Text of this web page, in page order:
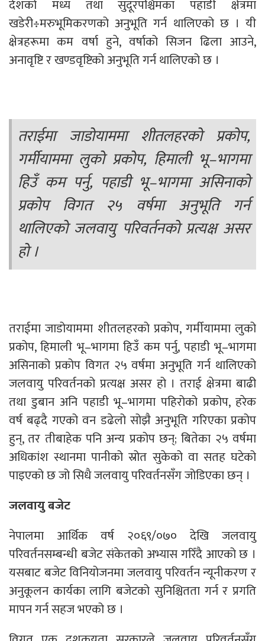
देशको मध्य तथा सुदूरपश्चिमका पहाडी क्षेत्रमा
खडेरी÷मरुभूमिकरणको अनुभूति गर्न थालिएको छ । यी
क्षेत्रहरूमा कम वर्षा हुने, वर्षाको सिजन ढिला आउने,
अनावृष्टि र खण्डवृष्टिको अनुभूति गर्न थालिएको छ ।
तराईमा जाडोयाममा शीतलहरको प्रकोप,
गर्मीयाममा लुको प्रकोप, हिमाली भू–भागमा
हिउँ कम पर्नु, पहाडी भू–भागमा असिनाको
प्रकोप विगत २५ वर्षमा अनुभूति गर्न
थालिएको जलवायु परिवर्तनको प्रत्यक्ष असर
हो ।
तराईमा जाडोयाममा शीतलहरको प्रकोप, गर्मीयाममा लुको
प्रकोप, हिमाली भू–भागमा हिउँ कम पर्नु, पहाडी भू–भागमा
असिनाको प्रकोप विगत २५ वर्षमा अनुभूति गर्न थालिएको
जलवायु परिवर्तनको प्रत्यक्ष असर हो । तराई क्षेत्रमा बाढी
तथा डुबान अनि पहाडी भू–भागमा पहिरोको प्रकोप, हरेक
वर्ष बढ्दै गएको वन डढेलो सोझै अनुभूति गरिएका प्रकोप
हुन्, तर तीबाहेक पनि अन्य प्रकोप छन्; बितेका २५ वर्षमा
अधिकांश स्थानमा पानीको स्रोत सुकेको वा सतह घटेको
पाइएको छ जो सिधै जलवायु परिवर्तनसँग जोडिएका छन् ।
जलवायु बजेट
नेपालमा आर्थिक वर्ष २०६९/०७० देखि जलवायु
परिवर्तनसम्बन्धी बजेट संकेतको अभ्यास गरिँदै आएको छ ।
यसबाट बजेट विनियोजनमा जलवायु परिवर्तन न्यूनीकरण र
अनुकूलन कार्यका लागि बजेटको सुनिश्चितता गर्न र प्रगति
मापन गर्न सहज भएको छ ।